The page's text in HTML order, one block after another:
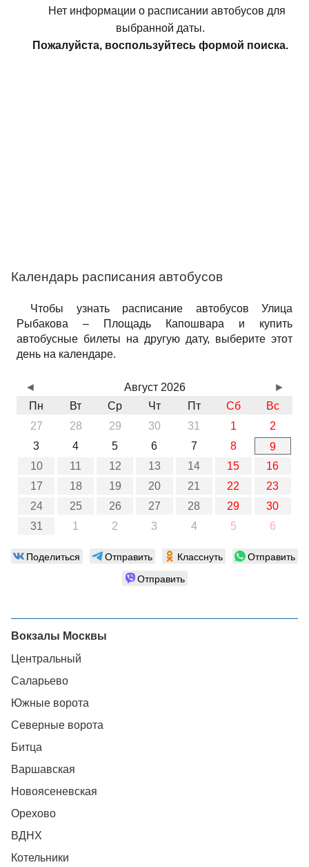
Нет информации о расписании автобусов для
выбранной даты.
Пожалуйста, воспользуйтесь формой поиска.
Календарь расписания автобусов
Чтобы узнать расписание автобусов Улица
Рыбакова – Площадь Капошвара и купить
автобусные билеты на другую дату, выберите этот
день на календаре.
Август 2026
Пн
Вт Ср Чт Пт Сб
Вс
27
28 29 30 31 1
2
3
4 5 6 7 8
9
10
11 12 13 14 15
16
17
18 19 20 21 22
23
24
25 26 27 28 29
30
31
1 2 3 4 5 6
◄ ►
Поделиться Отправить Класснуть
Отправить
Отправить
Вокзалы Москвы
Центральный
Саларьево
Южные ворота
Северные ворота
Битца
Варшавская
Новоясеневская
Орехово
ВДНХ
Котельники